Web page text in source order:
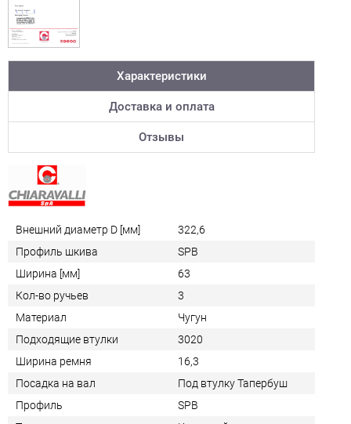
Характеристики
Доставка и оплата
Отзывы
Внешний диаметр D [мм]
322,6
Профиль шкива
SPB
Ширина [мм]
63
Кол-во ручьев
3
Материал
Чугун
Подходящие втулки
3020
Ширина ремня
16,3
Посадка на вал
Под втулку Тапербуш
Профиль
SPB